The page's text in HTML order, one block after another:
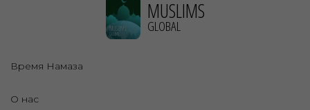
MUSLIMS
GLOBAL
Время Намаза
О нас